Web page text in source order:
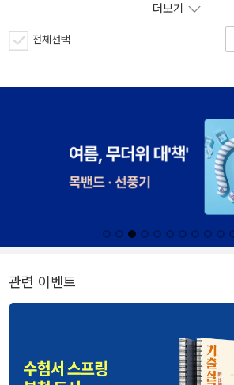
더보기
전체선택
관련 이벤트